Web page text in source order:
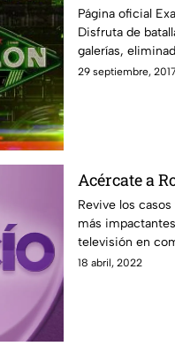
Página oficial
Disfruta de
galerías,
contenido
29 septiembre, 2017
Acércate a
Revive los
más
televisión en
Rocío Sánchez
18 abril, 2022